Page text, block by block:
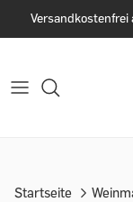
Startseite